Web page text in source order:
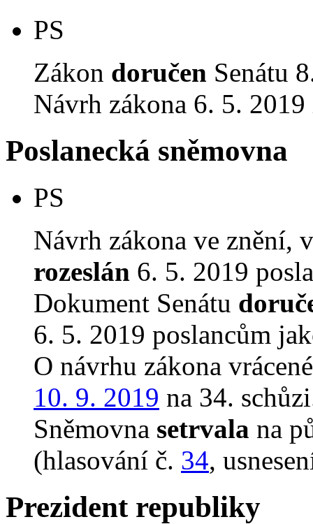
PS
Zákon doručen Senátu
Návrh zákona 6. 5. 2019
Poslanecká sněmovna
PS
Návrh zákona ve znění,
rozeslán 6. 5. 2019
Dokument Senátu
6. 5. 2019 poslancům
O návrhu zákona
10. 9. 2019 na 34.
Sněmovna setrvala na
(hlasování č. 34,
Prezident republiky